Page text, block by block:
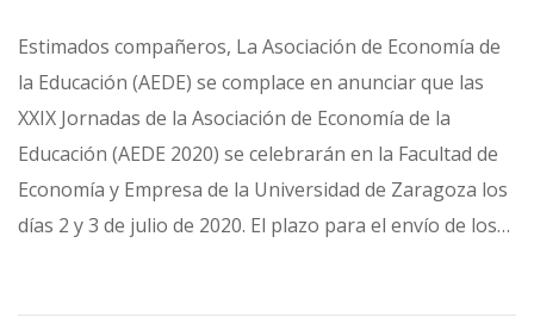
Estimados compañeros, La Asociación de Economía de
la Educación (AEDE) se complace en anunciar que las
XXIX Jornadas de la Asociación de Economía de la
Educación (AEDE 2020) se celebrarán en la Facultad de
Economía y Empresa de la Universidad de Zaragoza los
días 2 y 3 de julio de 2020. El plazo para el envío de los…